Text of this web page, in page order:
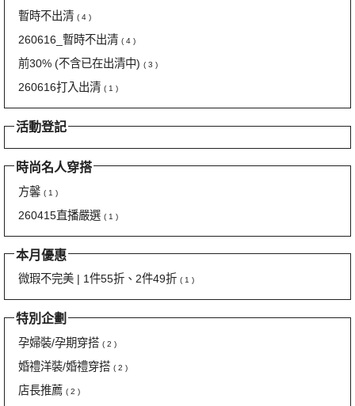
暫時不出清 ( 4 )
260616_暫時不出清 ( 4 )
前30% (不含已在出清中) ( 3 )
260616打入出清 ( 1 )
活動登記
時尚名人穿搭
方馨 ( 1 )
260415直播嚴選 ( 1 )
本月優惠
微瑕不完美 | 1件55折、2件49折 ( 1 )
特別企劃
孕婦裝/孕期穿搭 ( 2 )
婚禮洋裝/婚禮穿搭 ( 2 )
店長推薦 ( 2 )